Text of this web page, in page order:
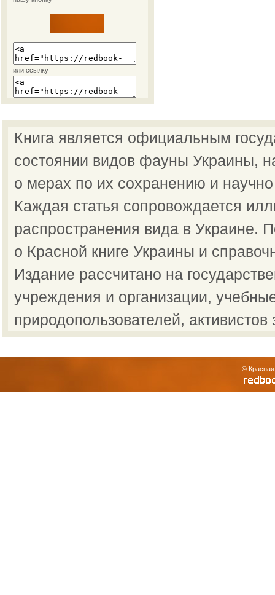
или ссылку
Книга является официальным
состоянии видов фауны Украины,
о мерах по их сохранению и
Каждая статья сопровождается
распространения вида в
о Красной книге Украины и
Издание рассчитано на
учреждения и организации,
природопользователей,
©